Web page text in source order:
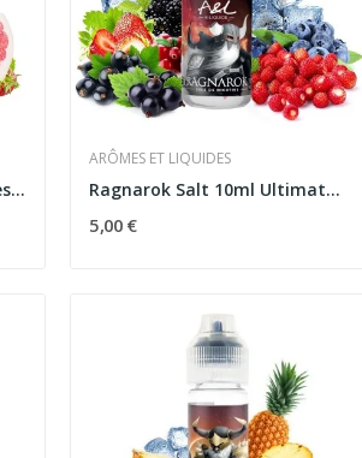
Concentré Biiiiiatch 30ml Les Créations -...
ARÔMES ET LIQUIDES
Ragnarok Salt 10ml Ultimate - Arômes et Liquides
5,00 €